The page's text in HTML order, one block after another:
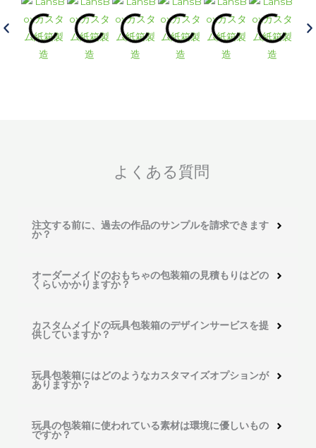
よくある質問
注文する前に、過去の作品のサンプルを請求できます
か？
オーダーメイドのおもちゃの包装箱の見積もりはどの
くらいかかりますか？
カスタムメイドの玩具包装箱のデザインサービスを提
供していますか？
玩具包装箱にはどのようなカスタマイズオプションが
ありますか？
玩具の包装箱に使われている素材は環境に優しいもの
ですか？